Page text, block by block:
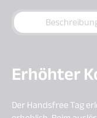
Erhöhter
Der Handsfree Tag